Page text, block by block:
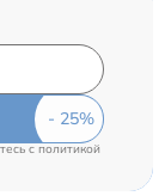
c политикой